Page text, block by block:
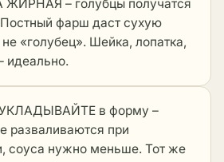
– голубцы получатся
фарш даст сухую
не «голубец». Шейка, лопатка,
идеально.
в форму –
разваливаются при
соуса нужно меньше. Тот же